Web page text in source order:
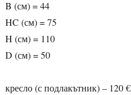
B (см) = 44
HC (см) = 75
H (см) = 110
D (см) = 50
кресло (с подлакътник) – 120 €